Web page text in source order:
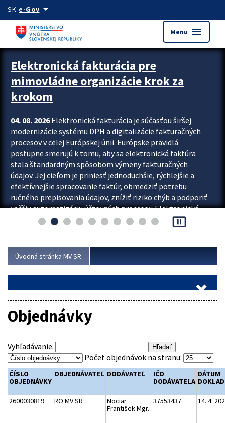
Preskocit na hlavný obsah
SK e-Govarrow_drop_down
Menu menu
Zastavit automatický posun upútavok
Elektronická fakturácia pre
mimovládne organizácie krok za
krokom
04. 08. 2026Elektronická fakturácia je súčasťou širšej
modernizácie systému DPH a digitalizácie fakturačných
procesov v celej Európskej únii. Európske pravidlá
postupne smerujú k tomu, aby sa elektronická faktúra
stala štandardným spôsobom výmeny fakturačných
údajov. Jej cieľom je priniesť jednoduchšie, rýchlejšie a
efektívnejšie spracovanie faktúr, obmedziť potrebu
ručného prepisovania údajov, znížiť riziko chýb a podporiť
väčšiu automatizáciu účtovných procesov. Elektronická
fakturácia preto nepredstavuje...
pause_presentation
Úvodná stránka MV SR
Objednávky
Vyhľadávanie:
Počet objednávok na stranu:
ČÍSLO
OBJEDNÁVKY
OBJEDNÁVATEĽ DODÁVATEĽ
IČO
DODÁVATEĽA
DÁTUM
2600030819 RO MV SR
Nociar
František Mgr.
37553437 14. 4.